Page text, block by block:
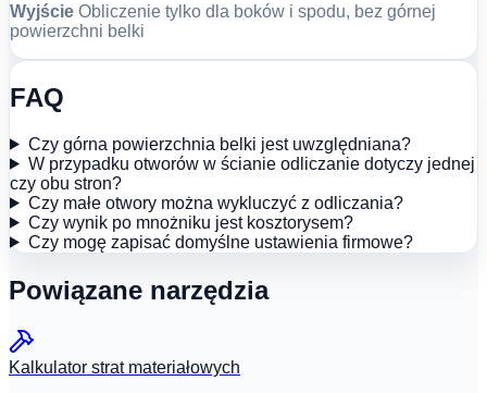
Wyjście Obliczenie tylko dla boków i spodu, bez górnej
powierzchni belki
FAQ
Czy górna powierzchnia belki jest uwzględniana?
W przypadku otworów w ścianie odliczanie dotyczy jednej
czy obu stron?
Czy małe otwory można wykluczyć z odliczania?
Czy wynik po mnożniku jest kosztorysem?
Czy mogę zapisać domyślne ustawienia firmowe?
Powiązane narzędzia
Kalkulator strat materiałowych